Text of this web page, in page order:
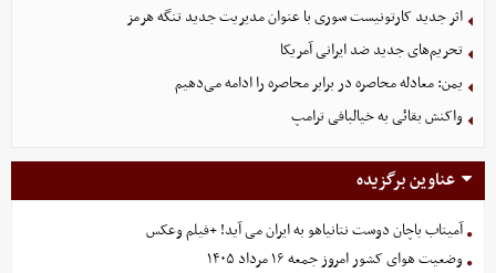
اثر جدید کارتونیست سوری با عنوان مدیریت جدید تنگه هرمز
تحریم‌های جدید ضد ایرانی آمریکا
یمن: معادله محاصره در برابر محاصره را ادامه می‌دهیم
واکنش بقائی به خیالبافی ترامپ
عناوین برگزیده
آمیتاب باچان دوست نتانیاهو به ایران می آید! +فیلم وعکس
وضعیت هوای کشور امروز جمعه ۱۶ مرداد ۱۴۰۵